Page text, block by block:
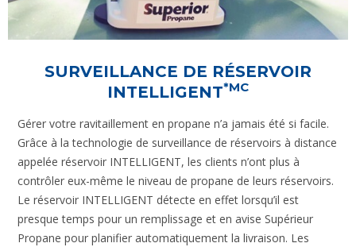
SURVEILLANCE DE RÉSERVOIR
INTELLIGENT*MC
Gérer votre ravitaillement en propane n’a jamais été si facile.
Grâce à la technologie de surveillance de réservoirs à distance
appelée réservoir INTELLIGENT, les clients n’ont plus à
contrôler eux-même le niveau de propane de leurs réservoirs.
Le réservoir INTELLIGENT détecte en effet lorsqu’il est
presque temps pour un remplissage et en avise Supérieur
Propane pour planifier automatiquement la livraison. Les